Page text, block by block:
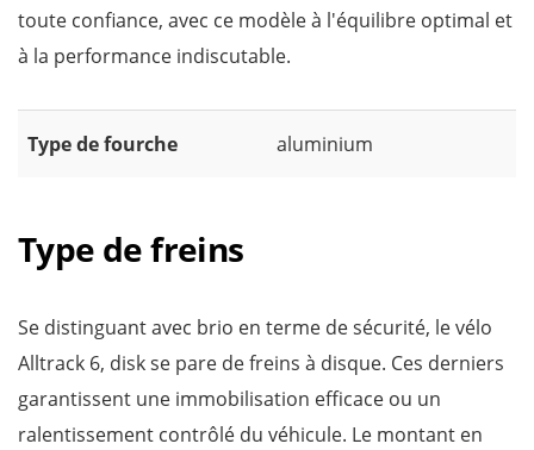
toute confiance, avec ce modèle à l'équilibre optimal et
à la performance indiscutable.
Type de fourche aluminium
Type de freins
Se distinguant avec brio en terme de sécurité, le vélo
Alltrack 6, disk se pare de freins à disque. Ces derniers
garantissent une immobilisation efficace ou un
ralentissement contrôlé du véhicule. Le montant en